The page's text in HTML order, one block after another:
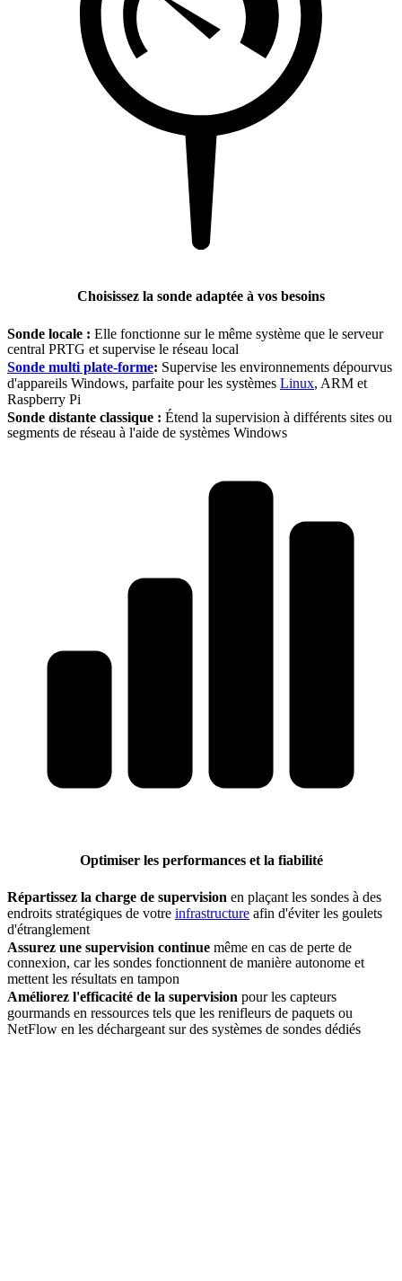
Choisissez la sonde adaptée à vos besoins
Sonde locale : Elle fonctionne sur le même système que le serveur
central PRTG et supervise le réseau local
Sonde multi plate-forme: Supervise les environnements dépourvus
d'appareils Windows, parfaite pour les systèmes Linux, ARM et
Raspberry Pi
Sonde distante classique : Étend la supervision à différents sites ou
segments de réseau à l'aide de systèmes Windows
Optimiser les performances et la fiabilité
Répartissez la charge de supervision en plaçant les sondes à des
endroits stratégiques de votre infrastructure afin d'éviter les goulets
d'étranglement
Assurez une supervision continue même en cas de perte de
connexion, car les sondes fonctionnent de manière autonome et
mettent les résultats en tampon
Améliorez l'efficacité de la supervision pour les capteurs
gourmands en ressources tels que les renifleurs de paquets ou
NetFlow en les déchargeant sur des systèmes de sondes dédiés